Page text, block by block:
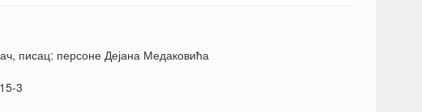
писац: персоне Дејана Медаковића
3